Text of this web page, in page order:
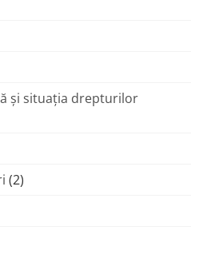
și situația drepturilor
(2)